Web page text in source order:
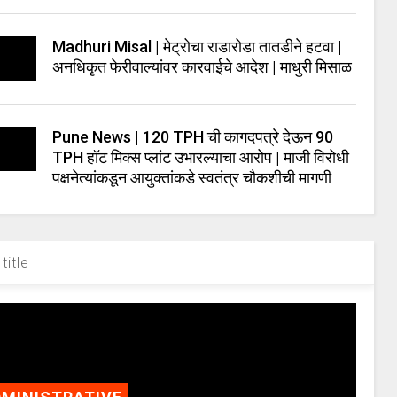
Madhuri Misal | मेट्रोचा राडारोडा तातडीने हटवा |
अनधिकृत फेरीवाल्यांवर कारवाईचे आदेश | माधुरी मिसाळ
Pune News | 120 TPH ची कागदपत्रे देऊन 90
TPH हॉट मिक्स प्लांट उभारल्याचा आरोप | माजी विरोधी
पक्षनेत्यांकडून आयुक्तांकडे स्वतंत्र चौकशीची मागणी